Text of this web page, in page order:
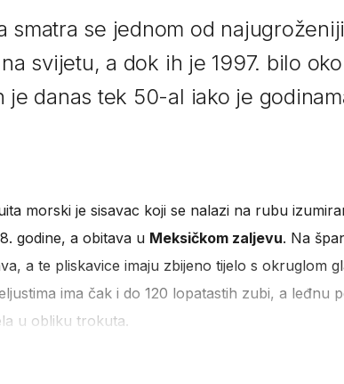
smatra se jednom od
svijetu, a dok ih je 1997. bilo
je danas tek 50-al iako je
morski je sisavac koji se nalazi na rubu
godine, a obitava u Meksičkom zaljevu. Na
a te pliskavice imaju zbijeno tijelo s okruglom
ima čak i do 120 lopatastih zubi, a leđnu
u obliku trokuta.